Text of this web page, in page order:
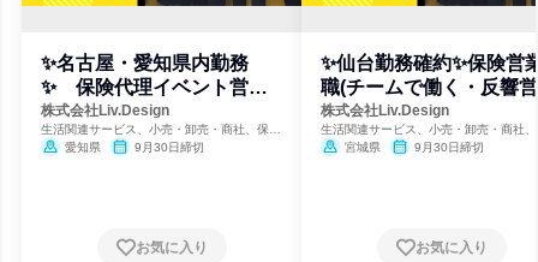
✨名古屋・愛知県内勤務
✨ 保険代理イベント営業
(学部不問)
株式会社Liv.Design
生活関連サービス、小売・卸売・商社、保険
代理 愛知県 9月30日締切
お気に入り
✨仙台勤務確約✨保険営
職(チームで働く・反響営
業)
株式会社Liv.Design
生活関連サービス、小売・卸売・商社
代理 宮城県 9月30日締切
お気に入り